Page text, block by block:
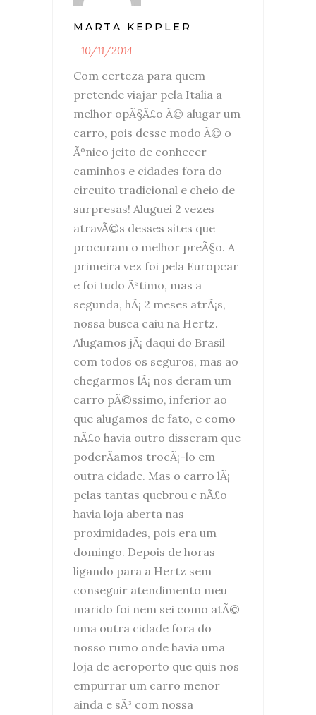
MARTA KEPPLER
10/11/2014
Com certeza para quem
pretende viajar pela Italia a
melhor opÃ§Ã£o Ã© alugar um
carro, pois desse modo Ã© o
Ãºnico jeito de conhecer
caminhos e cidades fora do
circuito tradicional e cheio de
surpresas! Aluguei 2 vezes
atravÃ©s desses sites que
procuram o melhor preÃ§o. A
primeira vez foi pela Europcar
e foi tudo Ã³timo, mas a
segunda, hÃ¡ 2 meses atrÃ¡s,
nossa busca caiu na Hertz.
Alugamos jÃ¡ daqui do Brasil
com todos os seguros, mas ao
chegarmos lÃ¡ nos deram um
carro pÃ©ssimo, inferior ao
que alugamos de fato, e como
nÃ£o havia outro disseram que
poderÃ­amos trocÃ¡-lo em
outra cidade. Mas o carro lÃ¡
pelas tantas quebrou e nÃ£o
havia loja aberta nas
proximidades, pois era um
domingo. Depois de horas
ligando para a Hertz sem
conseguir atendimento meu
marido foi nem sei como atÃ©
uma outra cidade fora do
nosso rumo onde havia uma
loja de aeroporto que quis nos
empurrar um carro menor
ainda e sÃ³ com nossa